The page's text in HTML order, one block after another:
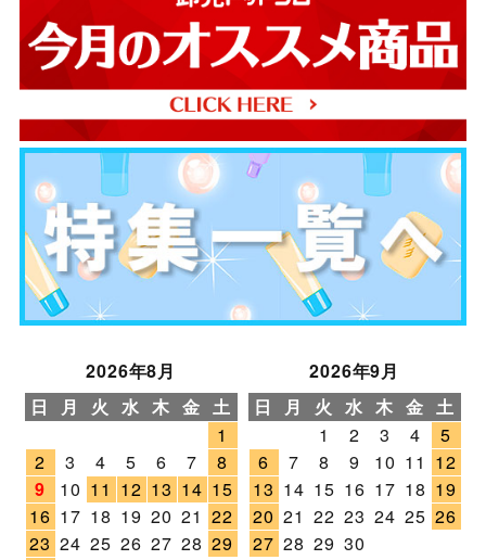
2026年8月
日
月 火 水 木 金 土
1
2
3 4 5 6 7
8
9
10 11 12 13 14 15
16 17 18 19 20 21 22
23 24 25 26 27 28 29
2026年9月
日
月 火 水 木 金 土
1
2 3 4
5
6
7 8 9 10 11 12
13 14 15 16 17 18 19
20 21 22 23 24 25 26
27 28 29 30